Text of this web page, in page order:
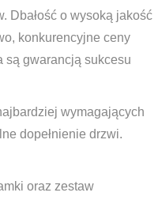
Dbałość o wysoką jakość
konkurencyjne ceny
są gwarancją sukcesu
wymagających
dopełnienie drzwi.
oraz zestaw